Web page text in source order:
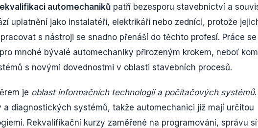
automechaniků patří bezesporu stavebnictví a
uplatnění jako instalatéři, elektrikáři nebo zedníci, protože
s nástroji se snadno přenáší do těchto profesí. Práce se
mnohé bývalé automechaniky přirozeným krokem, neboť
s novými dovednostmi v oblasti stavebních procesů.
je oblast informačních technologií a počítačových systémů
a diagnostických systémů, takže automechanici již mají určitou
Rekvalifikační kurzy zaměřené na programování, správu